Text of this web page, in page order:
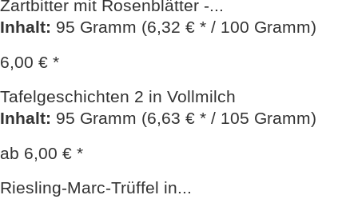
Zartbitter mit Rosenblätter -...
Inhalt: 95 Gramm (6,32 € * / 100 Gramm)
6,00 € *
Tafelgeschichten 2 in Vollmilch
Inhalt: 95 Gramm (6,63 € * / 105 Gramm)
ab 6,00 € *
Riesling-Marc-Trüffel in...